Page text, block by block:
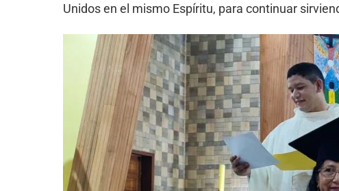
Unidos en el mismo Espíritu, para continuar